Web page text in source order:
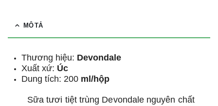
MÔ TẢ
Thương hiệu: Devondale
Xuất xứ: Úc
Dung tích: 200 ml/hộp
Sữa tươi tiệt trùng Devondale nguyên chất